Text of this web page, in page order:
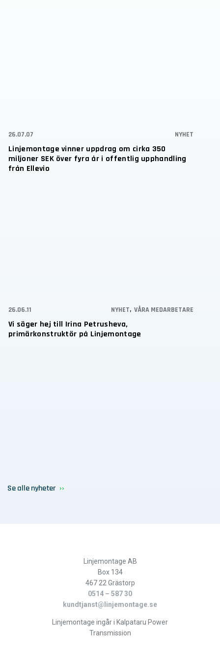
Linjemontage vinner uppdrag om cirka 350
miljoner SEK över fyra år i offentlig upphandling
från Ellevio
26.07.07 NYHET
Vi säger hej till Irina Petrusheva,
primärkonstruktör på Linjemontage
26.06.11 NYHET, VÅRA MEDARBETARE
Se alle nyheter
Linjemontage AB
Box 134
467 22 Grästorp
0514 – 587 30
kundtjanst@linjemontage.se
Linjemontage ingår i Kalpataru Power
Transmission